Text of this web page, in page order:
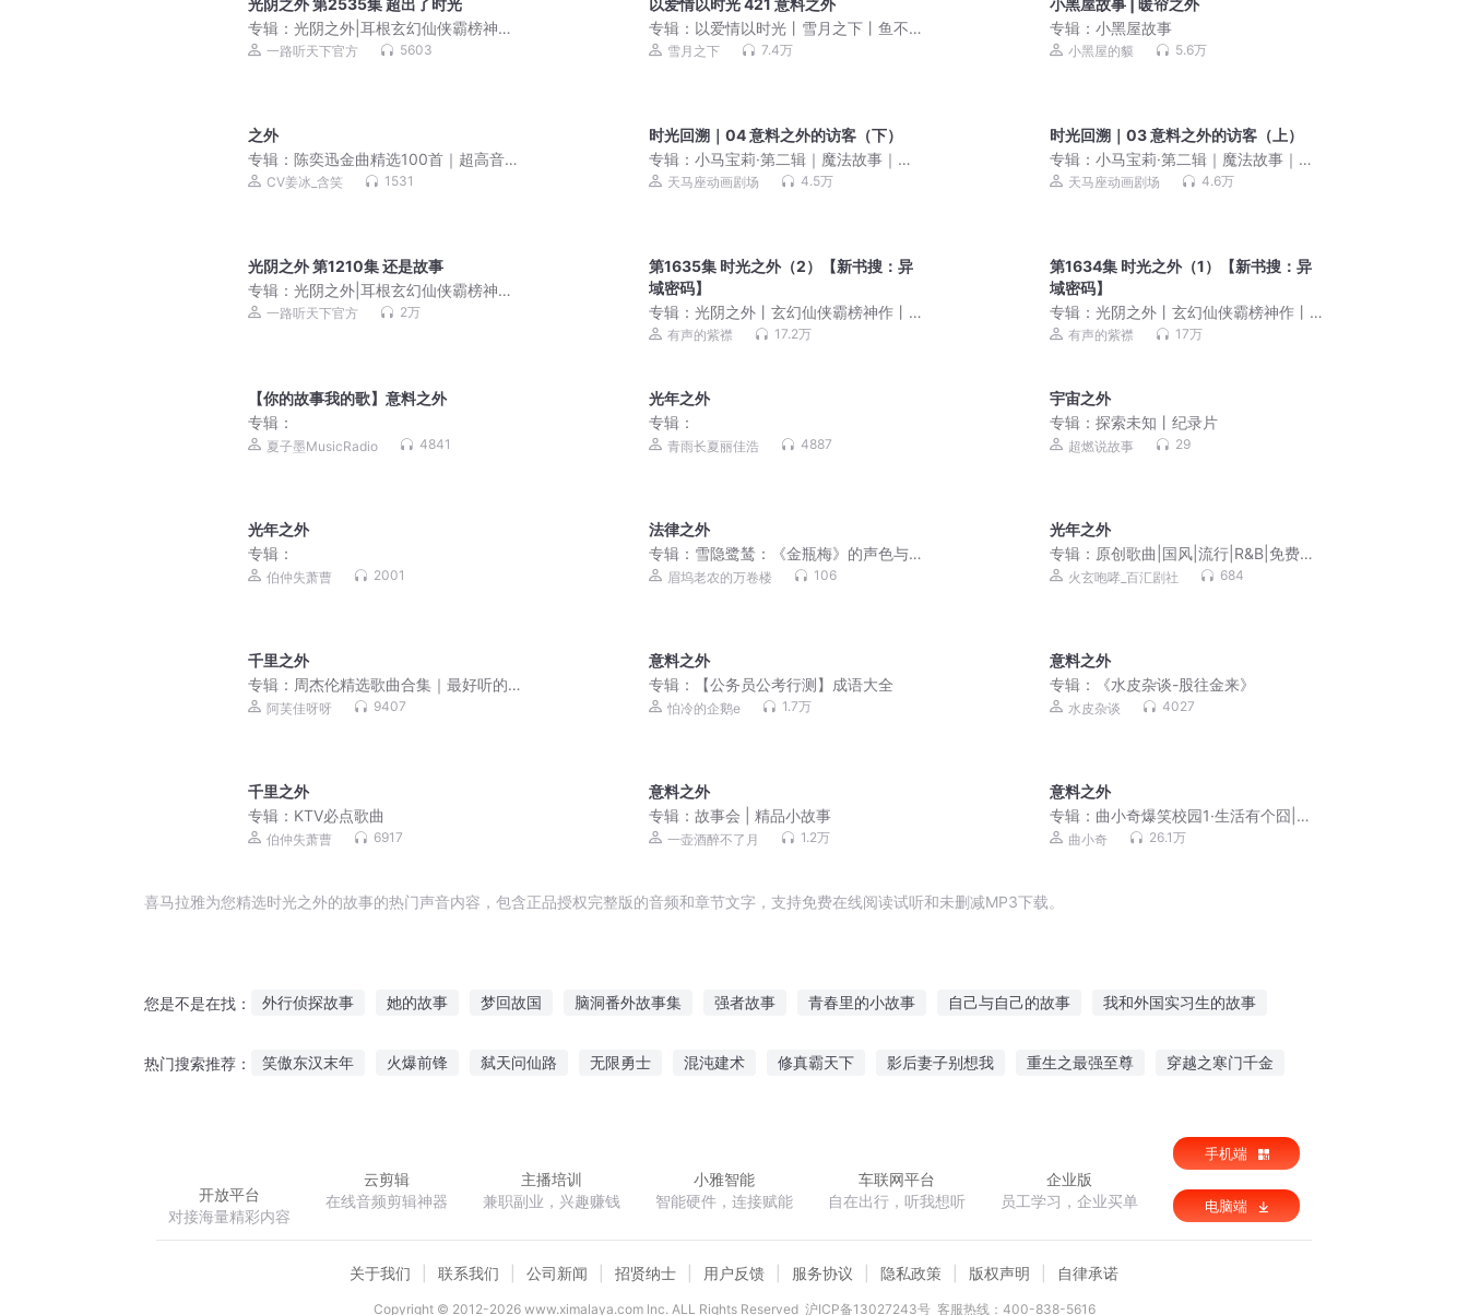
光阴之外 第2535集 超出了时光
专辑： 光阴之外|耳根玄幻仙侠霸榜神作|
成长流仙逆一念永恒
一路听天下官方 5603
以爱情以时光 421 意料之外
专辑： 以爱情以时光丨雪月之下丨鱼不
语丨多人精品有声剧
雪月之下 7.4万
小黑屋故事 | 暖帘之外
专辑：小黑屋故事
小黑屋的貘 5.6万
之外
专辑： 陈奕迅金曲精选100首｜超高音质
｜必备歌单
CV姜冰_含笑 1531
时光回溯｜04 意料之外的访客（下）
专辑：小马宝莉·第二辑｜魔法故事｜睡
前故事【天马座动画剧场】
天马座动画剧场 4.5万
时光回溯｜03 意料之外的访客（上）
专辑：小马宝莉·第二辑｜魔法故事｜睡
前故事【天马座动画剧场】
天马座动画剧场 4.6万
光阴之外 第1210集 还是故事
专辑： 光阴之外|耳根玄幻仙侠霸榜神作|
成长流仙逆一念永恒
一路听天下官方 2万
第1635集 时光之外（2）【新书搜：异
域密码】
专辑：光阴之外丨玄幻仙侠霸榜神作丨
耳根丨紫襟领衔多人有声剧
有声的紫襟 17.2万
第1634集 时光之外（1）【新书搜：异
域密码】
专辑：光阴之外丨玄幻仙侠霸榜神作丨
耳根丨紫襟领衔多人有声剧
有声的紫襟 17万
【你的故事我的歌】意料之外
专辑：
夏子墨MusicRadio 4841
光年之外
专辑：
青雨长夏丽佳浩 4887
宇宙之外
专辑：探索未知丨纪录片
超燃说故事 29
光年之外
专辑：
伯仲失萧曹 2001
法律之外
专辑： 雪隐鹭鸶：《金瓶梅》的声色与
虚无|照见世界D50
眉坞老农的万卷楼 106
光年之外
专辑： 原创歌曲|国风|流行|R&B|免费专
辑 火玄咆哮_百汇剧社 684
千里之外
专辑： 周杰伦精选歌曲合集｜最好听的
歌曲｜超高清音质
阿芙佳呀呀 9407
意料之外
专辑：
【公务员公考行测】成语大全
怕冷的企鹅e 1.7万
意料之外
专辑：
《水皮杂谈-股往金来》
水皮杂谈 4027
千里之外
专辑： KTV必点歌曲
伯仲失萧曹 6917
意料之外
专辑：故事会 | 精品小故事
一壶酒醉不了月 1.2万
意料之外
专辑： 曲小奇爆笑校园1·生活有个囧|小
学生笑话|睡前故事
曲小奇 26.1万
喜马拉雅为您精选时光之外的故事的热门声音内容，包含正品授权完整版的音频和章节文字，支持免费在线阅读试听和未删减MP3下载。
您是不是在找： 外行侦探故事 她的故事 梦回故国 脑洞番外故事集 强者故事 青春里的小故事 自己与自己的故事 我和外国实习生的故事
热门搜索推荐： 笑傲东汉末年 火爆前锋 弑天问仙路 无限勇士 混沌建术 修真霸天下 影后妻子别想我 重生之最强至尊 穿越之寒门千金
开放平台
对接海量精彩内容
云剪辑
在线音频剪辑神器
主播培训
兼职副业，兴趣赚钱
小雅智能
智能硬件，连接赋能
车联网平台
自在出行，听我想听
企业版
员工学习，企业买单
手机端
电脑端
关于我们 联系我们 公司新闻 招贤纳士 用户反馈 服务协议 隐私政策 版权声明 自律承诺
Copyright © 2012-2026www.ximalaya.com lnc. ALL Rights Reserved 沪ICP备13027243号 客服热线：400-838-5616